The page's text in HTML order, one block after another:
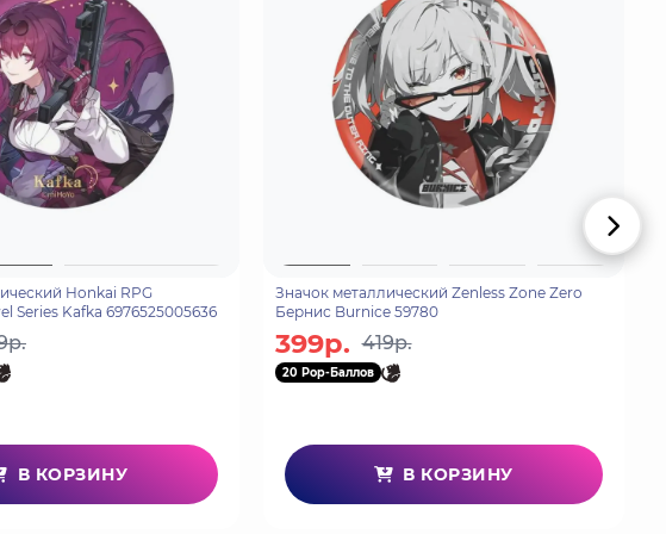
Honkai RPG
Series Kafka 6976525005636
В КОРЗИНУ
Значок металлический Zenless Zone Zero
Бернис Burnice 59780
399р. 419р.
20 Pop-Баллов
В КОРЗИНУ